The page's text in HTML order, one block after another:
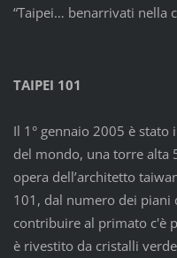
“Taipei… benarrivati nella
TAIPEI 101
Il 1° gennaio 2005 è
del mondo, una torre alta
opera dell’architetto
101, dal numero dei piani
contribuire al primato c'è
è rivestito da cristalli